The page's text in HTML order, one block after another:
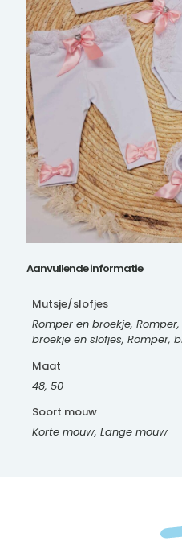
Aanvullende informatie
Mutsje/slofjes
Romper en broekje,
broekje en slofjes, Romper,
Maat
48, 50
Soort mouw
Korte mouw, Lange mouw